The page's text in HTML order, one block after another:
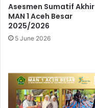
Asesmen Sumatif Akhir
MAN 1 Aceh Besar
2025/2026
5 June 2026